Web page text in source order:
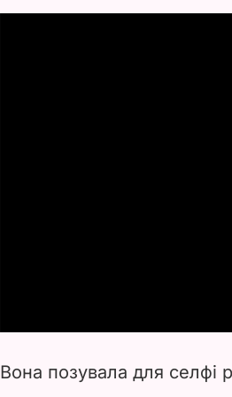
Вона позувала для селфі